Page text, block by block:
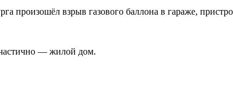
произошёл взрыв газового баллона в гараже,
— жилой дом.